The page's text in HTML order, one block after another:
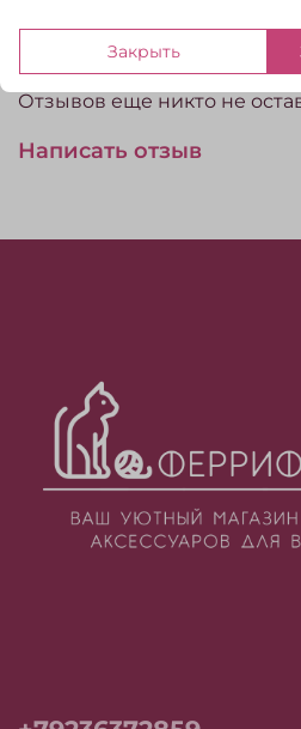
Отзывов еще никто не
Написать отзыв
Закрыть